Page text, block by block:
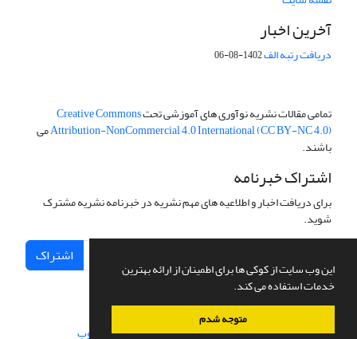
این وب سایت از کوکی ها برای اطمینان از ارائه بهترین
خدمات استفاده می کند.
متوجه شدم
آخرین اخبار
دریافت رتبه الف1402-08-06
تمامی مقالات نشریه نوآوری های آموزشی تحتCreative Commons
Attribution-NonCommercial 4.0 International (CC BY-NC 4.0)می
باشند.
اشتراک خبرنامه
برای دریافت اخبار و اطلاعیه های مهم نشریه در خبرنامه نشریه مشترک
شوید.
اشتراک
سامانه مدیریت نشریات علمی.طراحی و پیاده سازی از سیناوب